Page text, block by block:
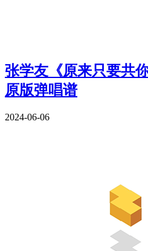
张学友《原来只要共
原版弹唱谱
2024-06-06